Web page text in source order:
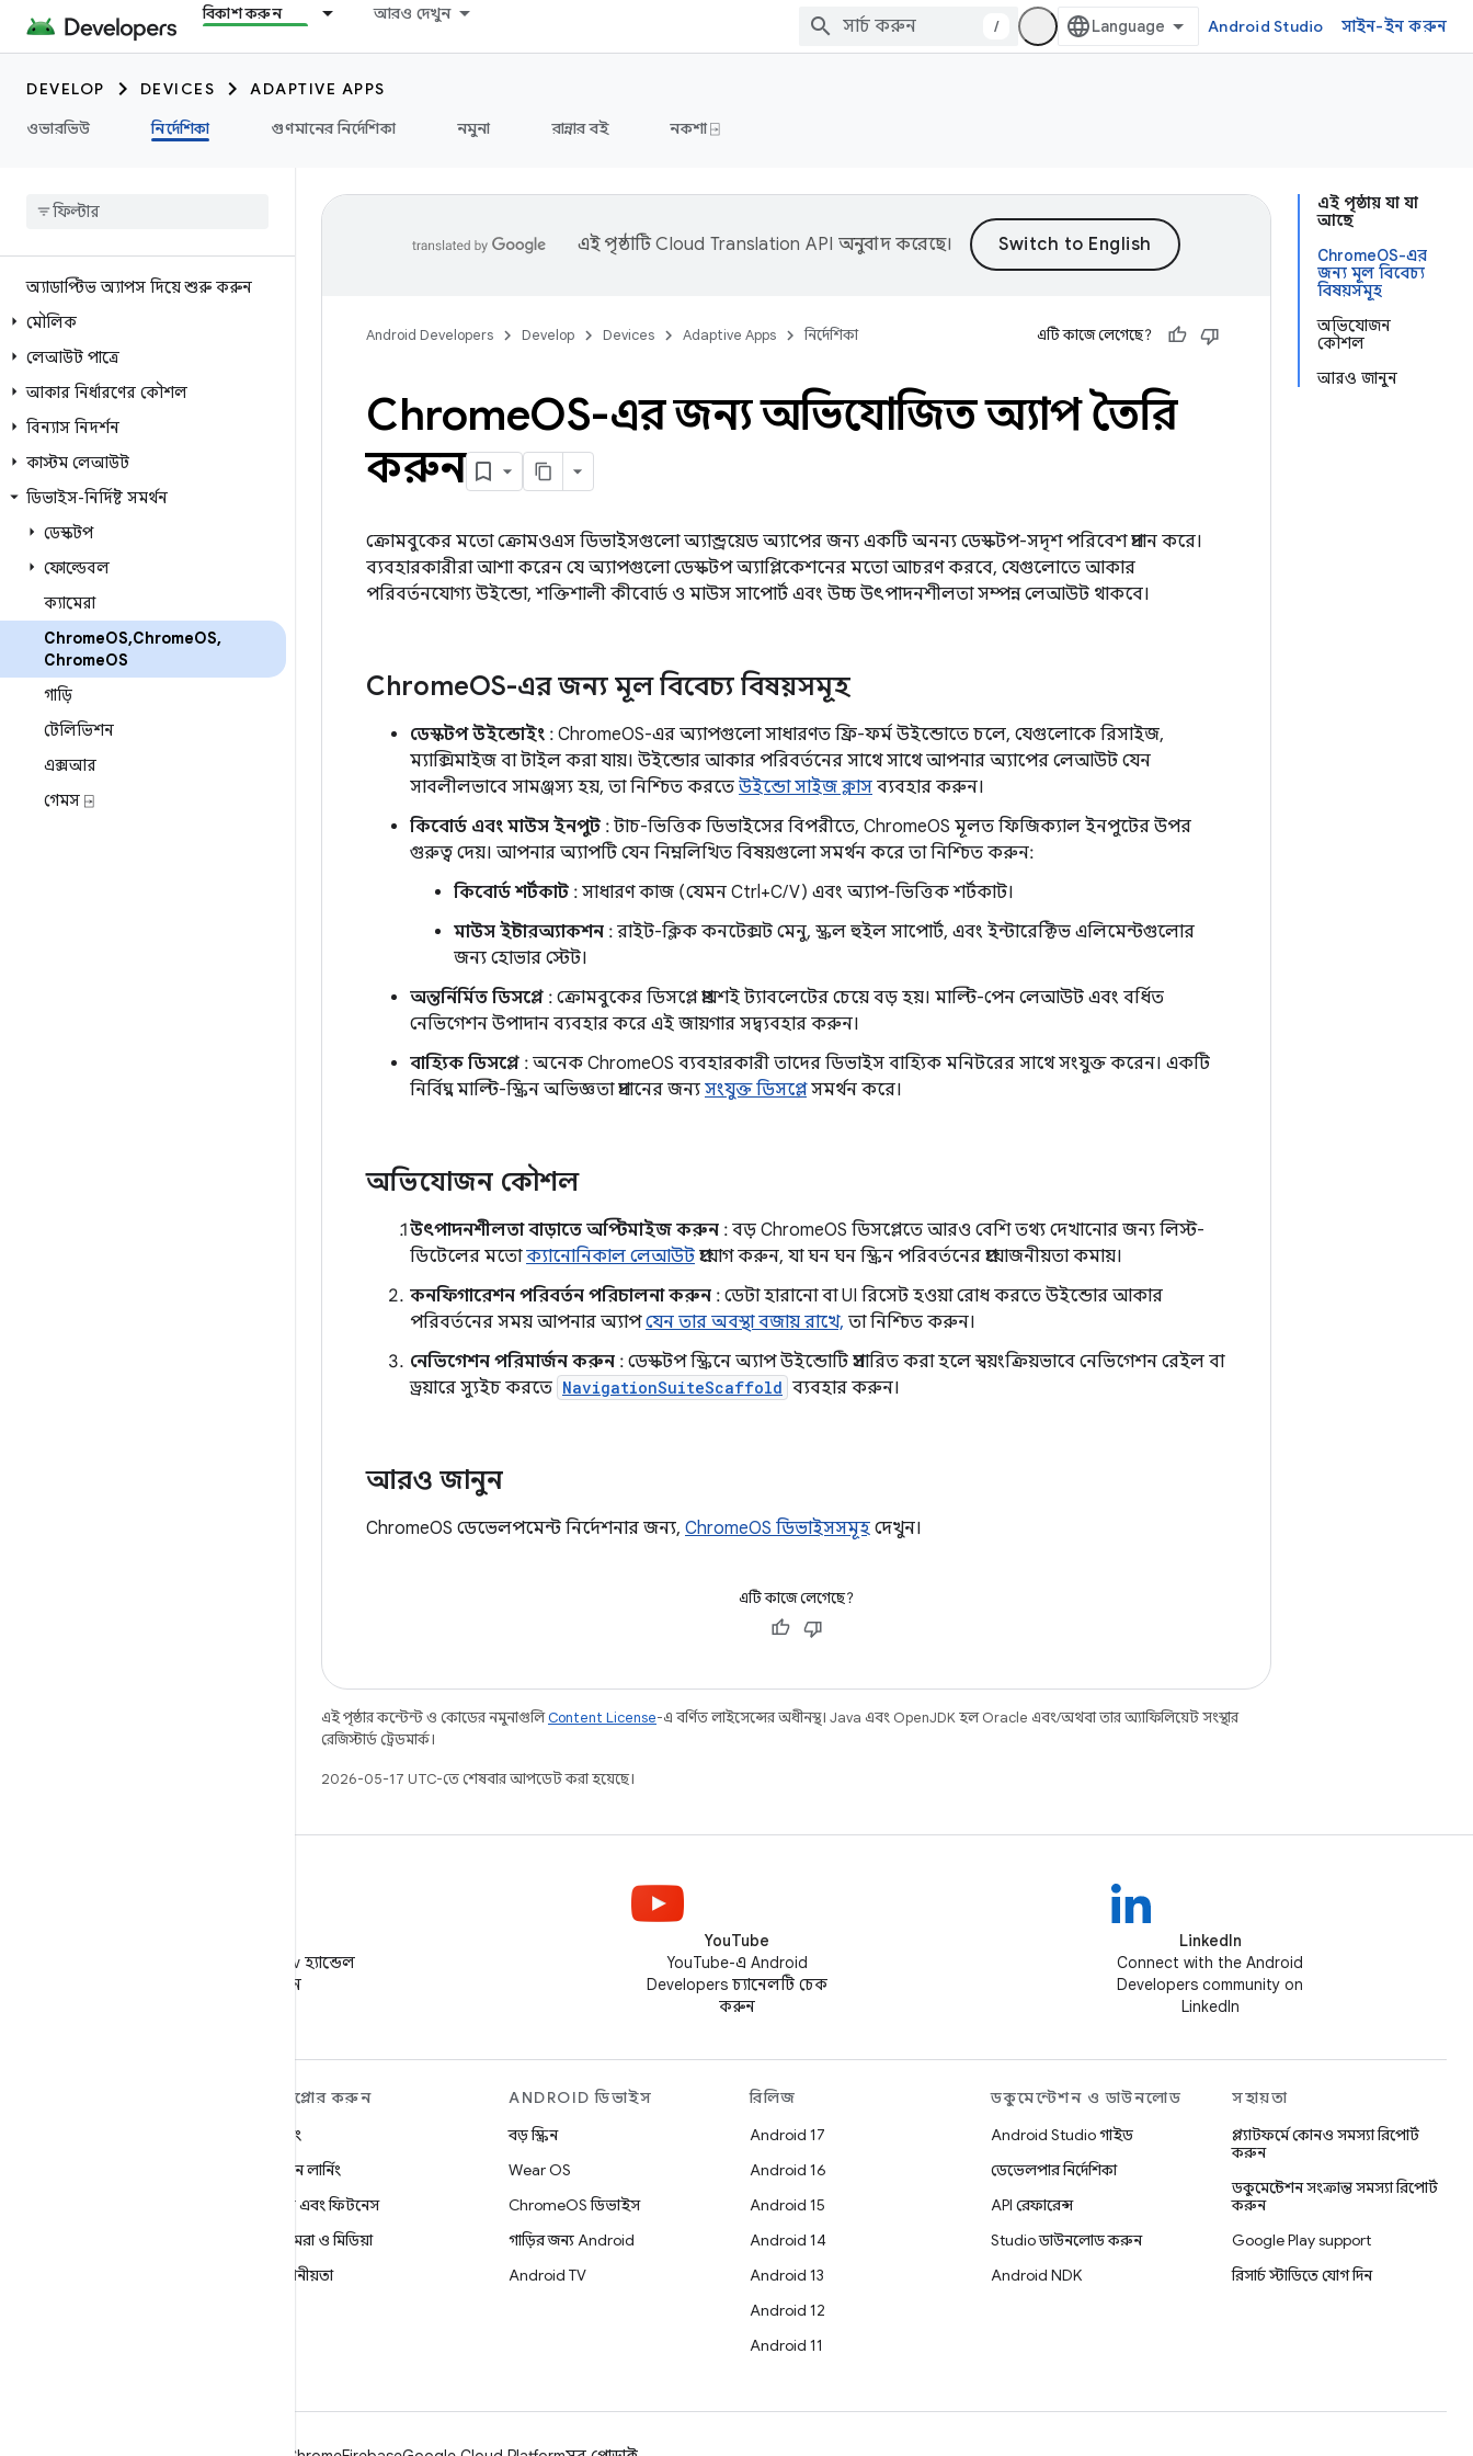
বিকাশ করুন আরও দেখুন
/ Android Studio সাইন-ইন করুন
DEVELOP DEVICES
ADAPTIVE APPS
ওভারভিউ
নির্দেশিকা গুণমানের নির্দেশিকা নমুনা রান্নার বই নকশা ⍈
অ্যাডাপ্টিভ অ্যাপস দিয়ে শুরু করুন
মৌলিক
লেআউট পাত্রে
আকার নির্ধারণের কৌশল
বিন্যাস নিদর্শন
কাস্টম লেআউট
ডিভাইস-নির্দিষ্ট সমর্থন
ডেস্কটপ
ফোল্ডেবল
ক্যামেরা
ChromeOS,ChromeOS,
ChromeOS
গাড়ি
টেলিভিশন
এক্সআর
গেমস ⍈
এই পৃষ্ঠায় যা যা
আছে
ChromeOS-এর
জন্য মূল বিবেচ্য
বিষয়সমূহ
অভিযোজন
কৌশল
আরও জানুন
এই পৃষ্ঠাটিCloud Translation API অনুবাদ করেছে।
Android Developers Develop Devices Adaptive Apps নির্দেশিকা এটি কাজে লেগেছে?
ChromeOS-এর জন্য অভিযোজিত অ্যাপ তৈরি
করুন
ক্রোমবুকের মতো ক্রোমওএস ডিভাইসগুলো অ্যান্ড্রয়েড অ্যাপের জন্য একটি অনন্য ডেস্কটপ-সদৃশ পরিবেশ প্রদান করে।
ব্যবহারকারীরা আশা করেন যে অ্যাপগুলো ডেস্কটপ অ্যাপ্লিকেশনের মতো আচরণ করবে, যেগুলোতে আকার
পরিবর্তনযোগ্য উইন্ডো, শক্তিশালী কীবোর্ড ও মাউস সাপোর্ট এবং উচ্চ উৎপাদনশীলতা সম্পন্ন লেআউট থাকবে।
ChromeOS-এর জন্য মূল বিবেচ্য বিষয়সমূহ
ডেস্কটপ উইন্ডোইং : ChromeOS-এর অ্যাপগুলো সাধারণত ফ্রি-ফর্ম উইন্ডোতে চলে, যেগুলোকে রিসাইজ,
ম্যাক্সিমাইজ বা টাইল করা যায়। উইন্ডোর আকার পরিবর্তনের সাথে সাথে আপনার অ্যাপের লেআউট যেন
সাবলীলভাবে সামঞ্জস্য হয়, তা নিশ্চিত করতে উইন্ডো সাইজ ক্লাস ব্যবহার করুন।
কিবোর্ড এবং মাউস ইনপুট : টাচ-ভিত্তিক ডিভাইসের বিপরীতে, ChromeOS মূলত ফিজিক্যাল ইনপুটের উপর
গুরুত্ব দেয়। আপনার অ্যাপটি যেন নিম্নলিখিত বিষয়গুলো সমর্থন করে তা নিশ্চিত করুন:
কিবোর্ড শর্টকাট : সাধারণ কাজ (যেমন Ctrl+C/V) এবং অ্যাপ-ভিত্তিক শর্টকাট।
মাউস ইন্টারঅ্যাকশন : রাইট-ক্লিক কনটেক্সট মেনু, স্ক্রল হুইল সাপোর্ট, এবং ইন্টারেক্টিভ এলিমেন্টগুলোর
জন্য হোভার স্টেট।
অন্তর্নির্মিত ডিসপ্লে : ক্রোমবুকের ডিসপ্লে প্রায়শই ট্যাবলেটের চেয়ে বড় হয়। মাল্টি-পেন লেআউট এবং বর্ধিত
নেভিগেশন উপাদান ব্যবহার করে এই জায়গার সদ্ব্যবহার করুন।
বাহ্যিক ডিসপ্লে : অনেক ChromeOS ব্যবহারকারী তাদের ডিভাইস বাহ্যিক মনিটরের সাথে সংযুক্ত করেন। একটি
নির্বিঘ্ন মাল্টি-স্ক্রিন অভিজ্ঞতা প্রদানের জন্য সংযুক্ত ডিসপ্লেসমর্থন করে।
অভিযোজন কৌশল
উৎপাদনশীলতা বাড়াতে অপ্টিমাইজ করুন : বড় ChromeOS ডিসপ্লেতে আরও বেশি তথ্য দেখানোর জন্য লিস্ট-
ডিটেলের মতোক্যানোনিকাল লেআউট প্রয়োগ করুন, যা ঘন ঘন স্ক্রিন পরিবর্তনের প্রয়োজনীয়তা কমায়।
কনফিগারেশন পরিবর্তন পরিচালনা করুন : ডেটা হারানো বা UI রিসেট হওয়া রোধ করতে উইন্ডোর আকার
পরিবর্তনের সময় আপনার অ্যাপযেন তার অবস্থা বজায় রাখে, তা নিশ্চিত করুন।
নেভিগেশন পরিমার্জন করুন : ডেস্কটপ স্ক্রিনে অ্যাপ উইন্ডোটি প্রসারিত করা হলে স্বয়ংক্রিয়ভাবে নেভিগেশন রেইল বা
ড্রয়ারে স্যুইচ করতে NavigationSuiteScaffold ব্যবহার করুন।
আরও জানুন
ChromeOS ডেভেলপমেন্ট নির্দেশনার জন্য, ChromeOS ডিভাইসসমূহ দেখুন।
এটি কাজে লেগেছে?
এই পৃষ্ঠার কন্টেন্ট ও কোডের নমুনাগুলিContent License-এ বর্ণিত লাইসেন্সের অধীনস্থ। Java এবং OpenJDK হল Oracle এবং/অথবা তার অ্যাফিলিয়েট সংস্থার
রেজিস্টার্ড ট্রেডমার্ক।
2026-05-17 UTC-তে শেষবার আপডেট করা হয়েছে।
X-এ @AndroidDev হ্যান্ডেল
ফলো করুন
YouTube
YouTube-এ Android
Developers চ্যানেলটি চেক
করুন
LinkedIn
Connect with the Android
Developers community on
LinkedIn
এক্সপ্লোর করুন
গেমিং
মেশিন লার্নিং
স্বাস্থ্য এবং ফিটনেস
ক্যামেরা ও মিডিয়া
গোপনীয়তা
ANDROID ডিভাইস
বড় স্ক্রিন
Wear OS
ChromeOS ডিভাইস
গাড়ির জন্য Android
Android TV
রিলিজ
Android 17
Android 16
Android 15
Android 14
Android 13
Android 12
Android 11
ডকুমেন্টেশন ও ডাউনলোড
Android Studio গাইড
ডেভেলপার নির্দেশিকা
API রেফারেন্স
Studio ডাউনলোড করুন
Android NDK
সহায়তা
প্ল্যাটফর্মে কোনও সমস্যা রিপোর্ট
করুন
ডকুমেন্টেশন সংক্রান্ত সমস্যা রিপোর্ট
করুন
Google Play support
রিসার্চ স্টাডিতে যোগ দিন